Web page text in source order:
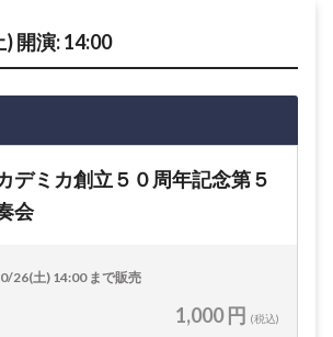
開演: 14:00
デミカ創立５０周年記念第５
会
26(土) 14:00 まで販売
1,000 円 (税込)